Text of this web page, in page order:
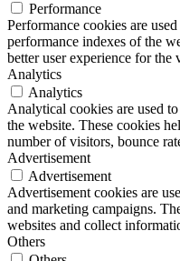
Performance
Performance cookies are
performance indexes of the
better user experience for the
Analytics
Analytics
Analytical cookies are used
the website. These cookies
number of visitors, bounce
Advertisement
Advertisement
Advertisement cookies are
and marketing campaigns.
websites and collect
Others